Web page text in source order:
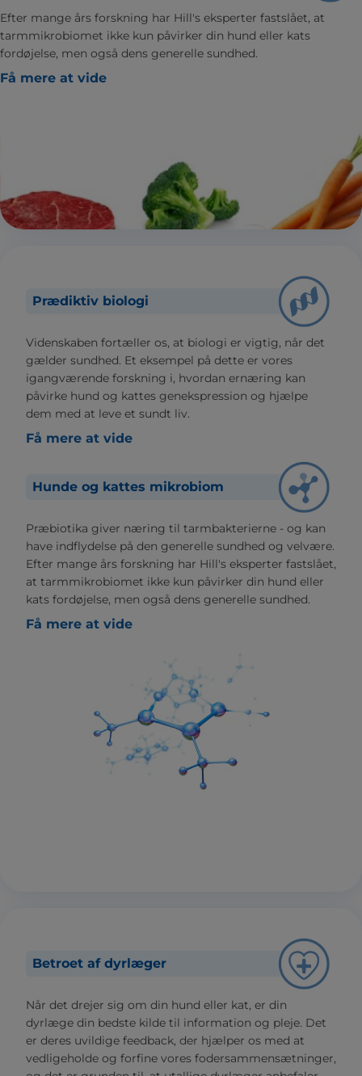
Efter mange års forskning har Hill's eksperter fastslået, at
tarmmikrobiomet ikke kun påvirker din hund eller kats
fordøjelse, men også dens generelle sundhed.
Få mere at vide
Prædiktiv biologi
Videnskaben fortæller os, at biologi er vigtig, når det
gælder sundhed. Et eksempel på dette er vores
igangværende forskning i, hvordan ernæring kan
påvirke hund og kattes genekspression og hjælpe
dem med at leve et sundt liv.
Få mere at vide
Hunde og kattes mikrobiom
Præbiotika giver næring til tarmbakterierne - og kan
have indflydelse på den generelle sundhed og velvære.
Efter mange års forskning har Hill's eksperter fastslået,
at tarmmikrobiomet ikke kun påvirker din hund eller
kats fordøjelse, men også dens generelle sundhed.
Få mere at vide
Betroet af dyrlæger
Når det drejer sig om din hund eller kat, er din
dyrlæge din bedste kilde til information og pleje. Det
er deres uvildige feedback, der hjælper os med at
vedligeholde og forfine vores fodersammensætninger,